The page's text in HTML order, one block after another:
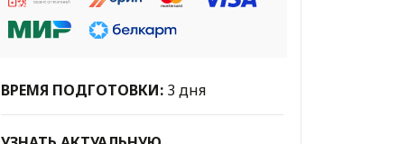
ВРЕМЯ ПОДГОТОВКИ: 3 дня